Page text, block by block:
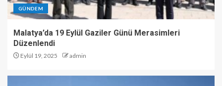
GÜNDEM
Malatya’da 19 Eylül Gaziler Günü Merasimleri
Düzenlendi
Eylül 19, 2025 admin